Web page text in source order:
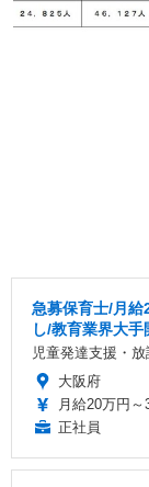
急募保育士/月
し/教育業界大
児童発達支援・
大阪府
月給20万円～
正社員